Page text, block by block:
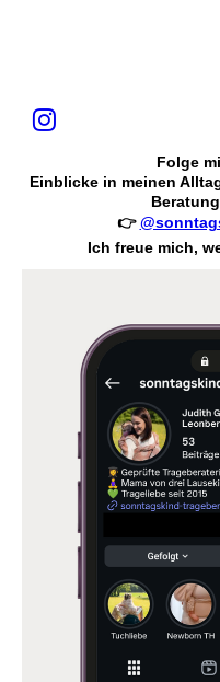
Folge
Einblicke in meinen
👉
Ich freue mich,